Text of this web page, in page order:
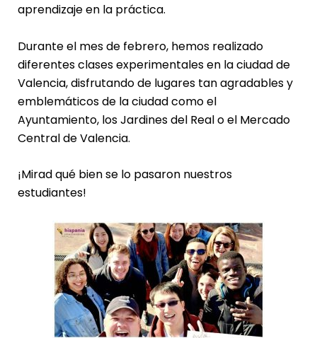
aprendizaje en la práctica.
Durante el mes de febrero, hemos realizado
diferentes clases experimentales en la ciudad de
Valencia, disfrutando de lugares tan agradables y
emblemáticos de la ciudad como el
Ayuntamiento, los Jardines del Real o el Mercado
Central de Valencia.
¡Mirad qué bien se lo pasaron nuestros
estudiantes!